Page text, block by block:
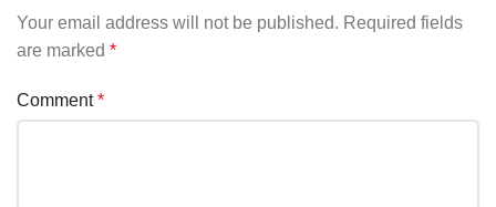
Your email address will not be published. Required fields
are marked *
Comment*